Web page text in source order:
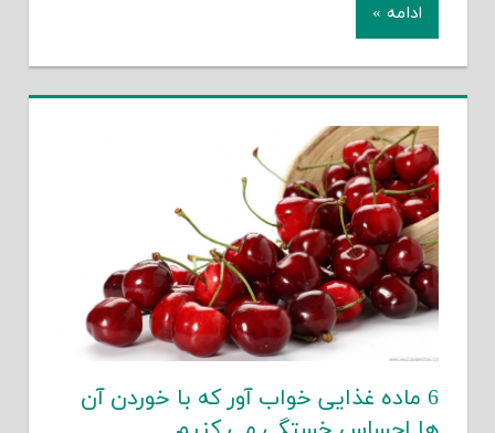
ادامه »
6 ماده غذایی خواب آور که با خوردن آن